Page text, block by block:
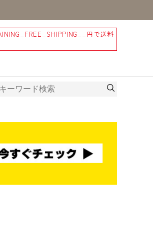
円で送料